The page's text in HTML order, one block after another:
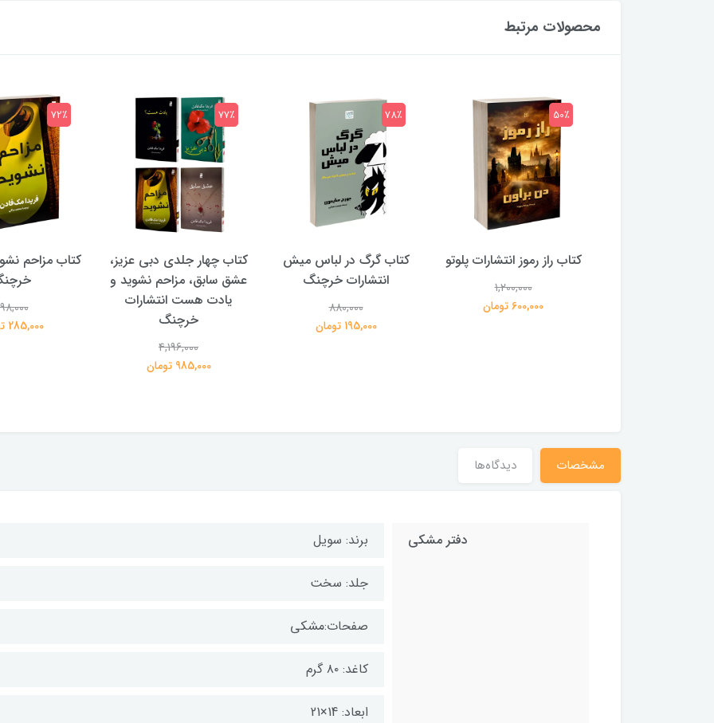
محصولات مرتبط
کتاب راز رموز انتشارات پلوتو
1,200,000
600,000 تومان
50٪
کتاب گرگ در لباس میش
انتشارات خرچنگ
880,000
195,000 تومان
78٪
کتاب چهار جلدی دبی عزیز،
عشق سابق، مزاحم نشوید و
یادت هست انتشارات
خرچنگ
4,196,000
985,000 تومان
77٪
کتاب مزاحم
285,000 تومان
72٪
مشخصات دیدگاه‌ها
دفتر مشکی برند: سویل
جلد: سخت
صفحات:مشکی
کاغد: ۸۰ گرم
ابعاد: 14×21